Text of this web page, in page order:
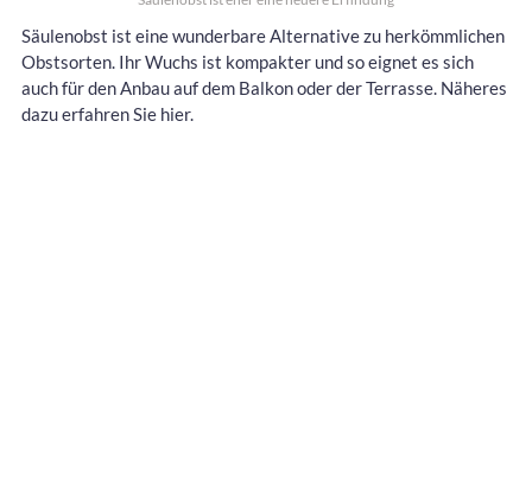
Säulenobst ist eine wunderbare Alternative zu herkömmlichen
Obstsorten. Ihr Wuchs ist kompakter und so eignet es sich
auch für den Anbau auf dem Balkon oder der Terrasse. Näheres
dazu erfahren Sie hier.